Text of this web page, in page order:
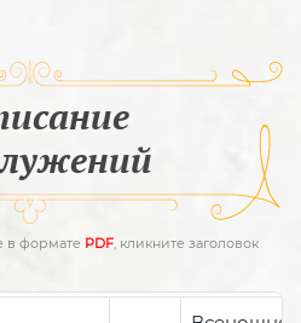
в формате PDF, кликните заголовок